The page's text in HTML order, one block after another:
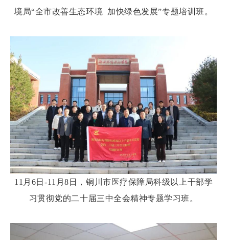
境局“全市改善生态环境 加快绿色发展”专题培训班。
11月6日-11月8日，铜川市医疗保障局科级以上干部学
习贯彻党的二十届三中全会精神专题学习班。